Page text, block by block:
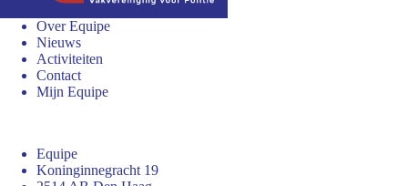
Over Equipe
Nieuws
Activiteiten
Contact
Mijn Equipe
Equipe
Koninginnegracht 19